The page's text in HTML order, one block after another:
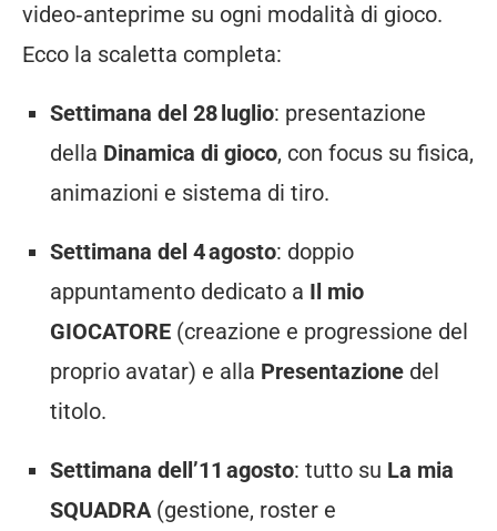
video‑anteprime su ogni modalità di gioco.
Ecco la scaletta completa:
Settimana del 28 luglio: presentazione
della Dinamica di gioco, con focus su fisica,
animazioni e sistema di tiro.
Settimana del 4 agosto: doppio
appuntamento dedicato a Il mio
GIOCATORE (creazione e progressione del
proprio avatar) e alla Presentazione del
titolo.
Settimana dell’11 agosto: tutto su La mia
SQUADRA(gestione, roster e